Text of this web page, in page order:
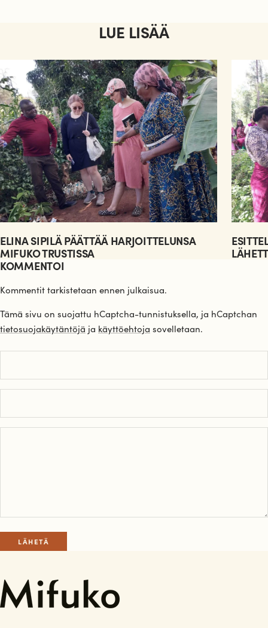
LUE LISÄÄ
ELINA SIPILÄ PÄÄTTÄÄ HARJOITTELUNSA
MIFUKO TRUSTISSA
KOMMENTOI
Kommentit tarkistetaan ennen julkaisua.
Tämä sivu on suojattu hCaptcha-tunnistuksella, ja hCaptchan
tietosuojakäytäntöjä ja käyttöehtoja sovelletaan.
LÄHETÄ